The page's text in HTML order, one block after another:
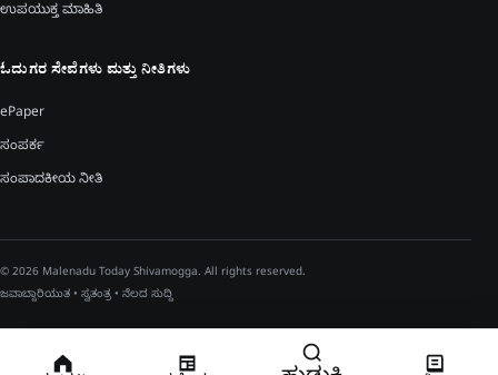
ಉಪಯುಕ್ತ ಮಾಹಿತಿ
ಓದುಗರ ಸೇವೆಗಳು ಮತ್ತು ನೀತಿಗಳು
ePaper
ಸಂಪರ್ಕ
ಸಂಪಾದಕೀಯ ನೀತಿ
© 2026 Malenadu Today Shivamogga. All rights reserved.
ಜವಾಬ್ದಾರಿಯುತ • ಸ್ವತಂತ್ರ • ನೆಲದ ಸುದ್ದಿ